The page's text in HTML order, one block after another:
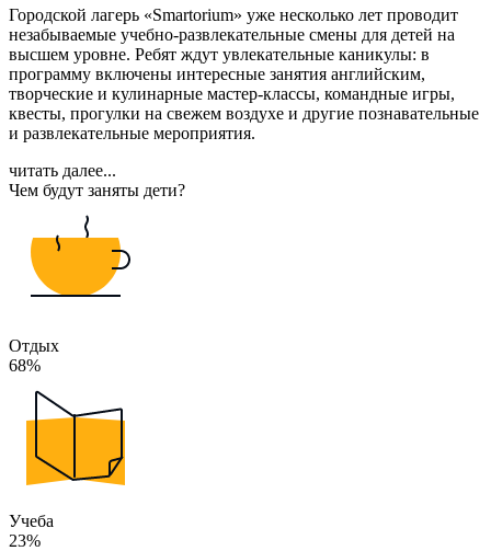
Городской лагерь «Smartorium» уже несколько лет проводит
незабываемые учебно-развлекательные смены для детей на
высшем уровне. Ребят ждут увлекательные каникулы: в
программу включены интересные занятия английским,
творческие и кулинарные мастер-классы, командные игры,
квесты, прогулки на свежем воздухе и другие познавательные
и развлекательные мероприятия.
читать далее...
Чем будут заняты дети?
Отдых
68%
Учеба
23%